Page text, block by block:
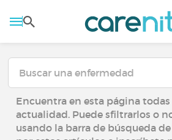
Encuentra en esta página
actualidad. Puede sfiltrarlos o
usando la barra de búsqueda de